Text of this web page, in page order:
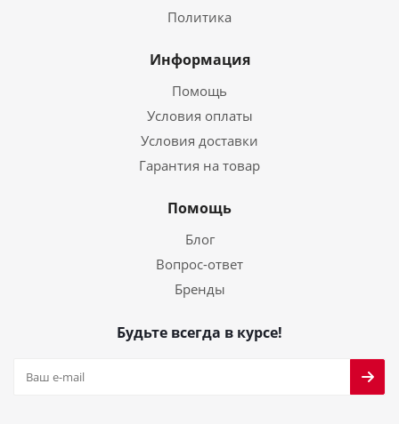
Политика
Информация
Помощь
Условия оплаты
Условия доставки
Гарантия на товар
Помощь
Блог
Вопрос-ответ
Бренды
Будьте всегда в курсе!